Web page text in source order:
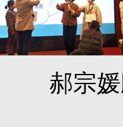
郝宗